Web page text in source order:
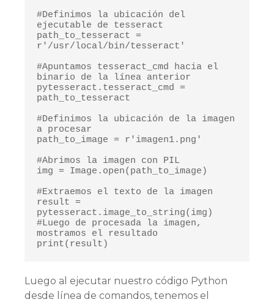
#Definimos la ubicación del
ejecutable de tesseract
path_to_tesseract =
r'/usr/local/bin/tesseract'
#Apuntamos tesseract_cmd hacia el
binario de la línea anterior
pytesseract.tesseract_cmd =
path_to_tesseract
#Definimos la ubicación de la imagen
a procesar
path_to_image = r'imagen1.png'
#Abrimos la imagen con PIL
img = Image.open(path_to_image)
#Extraemos el texto de la imagen
result =
pytesseract.image_to_string(img)
#Luego de procesada la imagen,
mostramos el resultado
print(result)
Luego al ejecutar nuestro código Python
desde línea de comandos, tenemos el